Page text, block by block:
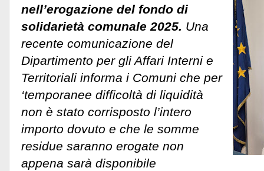
nell’erogazione del fondo di
solidarietà comunale 2025. Una
recente comunicazione del
Dipartimento per gli Affari Interni e
Territoriali informa i Comuni che per
‘temporanee difficoltà di liquidità
non è stato corrisposto l’intero
importo dovuto e che le somme
residue saranno erogate non
appena sarà disponibile